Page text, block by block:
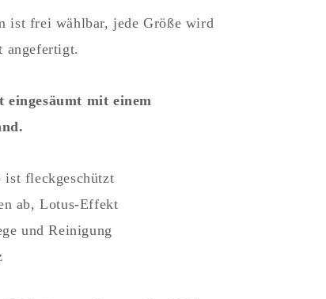
ist frei wählbar, jede Größe wird
angefertigt.
eingesäumt mit einem
ist fleckgeschützt
ab, Lotus-Effekt
und Reinigung